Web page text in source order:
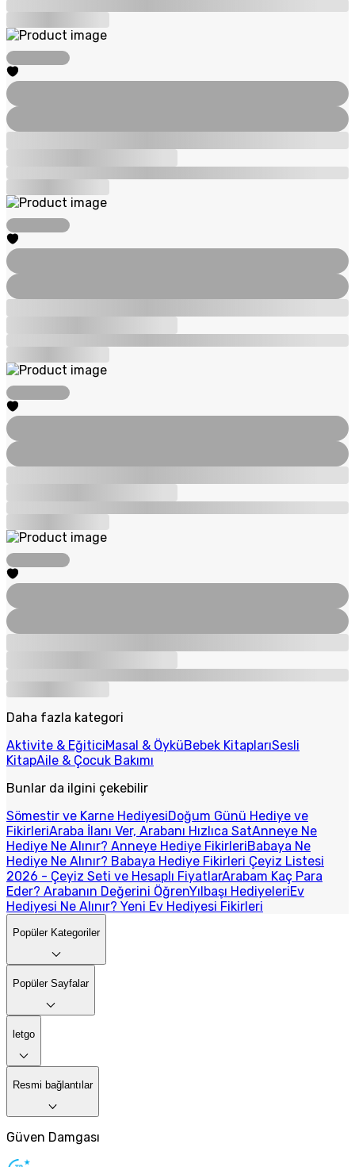
Daha fazla kategori
Aktivite & EğiticiMasal & ÖyküBebek KitaplarıSesli
KitapAile & Çocuk Bakımı
Bunlar da ilgini çekebilir
Sömestir ve Karne HediyesiDoğum Günü Hediye ve
FikirleriAraba İlanı Ver, Arabanı Hızlıca SatAnneye Ne
Hediye Ne Alınır? Anneye Hediye FikirleriBabaya Ne
Hediye Ne Alınır? Babaya Hediye Fikirleri Çeyiz Listesi
2026 - Çeyiz Seti ve Hesaplı FiyatlarArabam Kaç Para
Eder? Arabanın Değerini ÖğrenYılbaşı HediyeleriEv
Hediyesi Ne Alınır? Yeni Ev Hediyesi Fikirleri
Popüler Kategoriler
Popüler Sayfalar
letgo
Resmi bağlantılar
Güven Damgası